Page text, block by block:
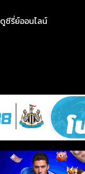
ดูซีรี่ย์ออนไลน์